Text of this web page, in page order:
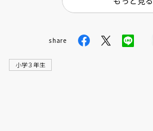
share
小学３年生